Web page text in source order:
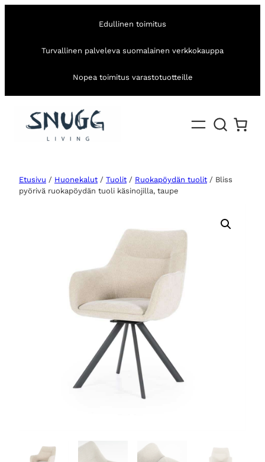
Edullinen toimitus
Turvallinen palveleva suomalainen verkkokauppa
Nopea toimitus varastotuotteille
Etusivu / Huonekalut / Tuolit / Ruokapöydän tuolit / Bliss
pyörivä ruokapöydän tuoli käsinojilla, taupe